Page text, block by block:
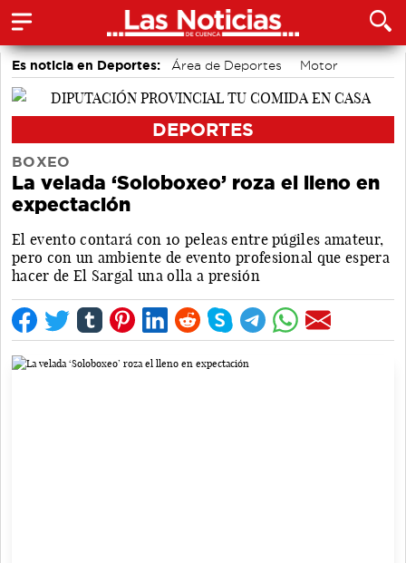
Es noticia en Deportes: Área de Deportes
Motor
Bádminton
DEPORTES
BOXEO
La velada ‘Soloboxeo’ roza el lleno en
expectación
El evento contará con 10 peleas entre púgiles amateur,
pero con un ambiente de evento profesional que espera
hacer de El Sargal una olla a presión